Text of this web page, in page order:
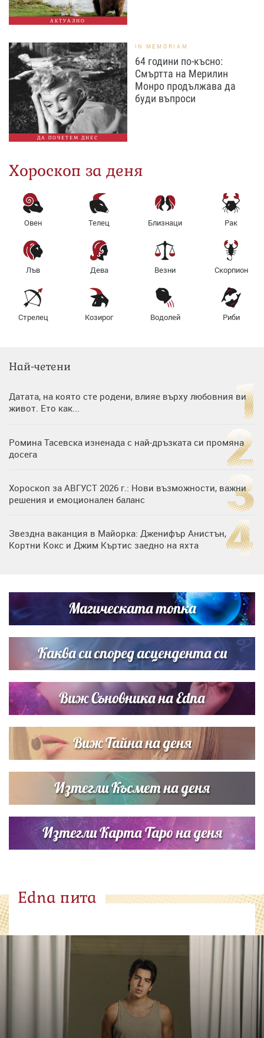
АКТУАЛНО
ДА ПОЧЕТЕМ ДНЕС
IN MEMORIAM
64 години по-късно:
Смъртта на Мерилин
Монро продължава да
буди въпроси
Хороскоп за деня
Овен Телец Близнаци Рак
Лъв Дева Везни Скорпион
Стрелец Козирог Водолей Риби
Най-четени
Датата, на която сте родени, влияе върху любовния ви
живот. Ето как...
Ромина Тасевска изненада с най-дръзката си промяна
досега
Хороскоп за АВГУСТ 2026 г.: Нови възможности, важни
решения и емоционален баланс
Звездна ваканция в Майорка: Дженифър Анистън,
Кортни Кокс и Джим Къртис заедно на яхта
Братя Аргирови я изненадаха с песен
Дъщерята на Гала - Мари отплава с любимия и двете
си деца на семейна морска приказка
Магическата топка
Каква си според асцендента си
Виж Съновника на Edna
Виж Тайна на деня
Изтегли Късмет на деня
Изтегли Карта Таро на деня
Edna пита